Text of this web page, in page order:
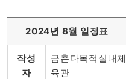
2024년 8월 일정표
작성
자
금촌다목적실내체
육관